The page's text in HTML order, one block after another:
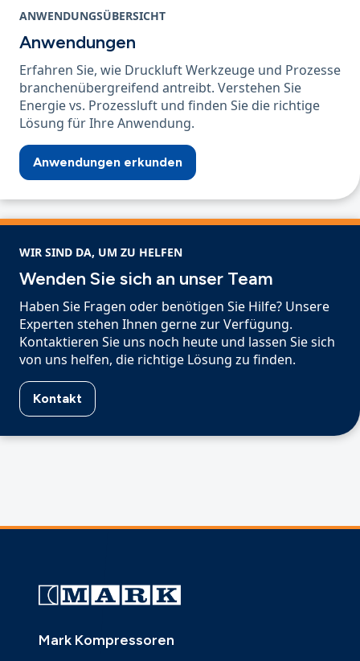
ANWENDUNGSÜBERSICHT
Anwendungen
Erfahren Sie, wie Druckluft Werkzeuge und Prozesse
branchenübergreifend antreibt. Verstehen Sie
Energie vs. Prozessluft und finden Sie die richtige
Lösung für Ihre Anwendung.
Anwendungen erkunden
WIR SIND DA, UM ZU HELFEN
Wenden Sie sich an unser Team
Haben Sie Fragen oder benötigen Sie Hilfe? Unsere
Experten stehen Ihnen gerne zur Verfügung.
Kontaktieren Sie uns noch heute und lassen Sie sich
von uns helfen, die richtige Lösung zu finden.
Kontakt
Mark Kompressoren